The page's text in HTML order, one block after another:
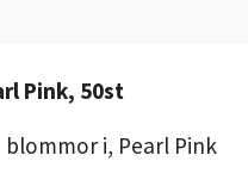
Pink, 50st
i, Pearl Pink